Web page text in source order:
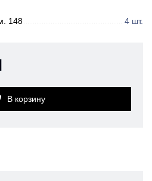
148
4 шт.
В корзину